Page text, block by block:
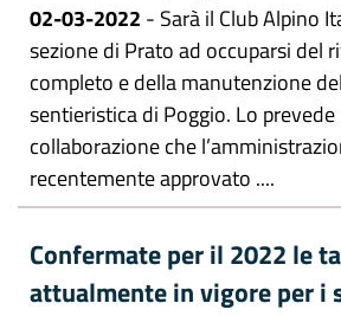
02-03-2022 - Sarà il Club Alpino
sezione di Prato ad occuparsi del
completo e della manutenzione
sentieristica di Poggio. Lo prevede
collaborazione che
recentemente approvato ....
Confermate per il 2022 le
attualmente in vigore per i